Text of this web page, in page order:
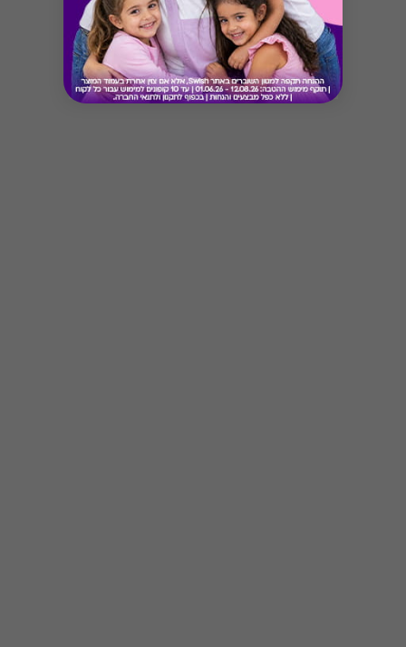
קארד עשויה להשתנות מעת לעת.
* במקרה של ירידת ספק מגיפט עם ספק יחיד,
באפשרות הלקוח לפנות לחברה ולבקש כרטיס חלופי
ממגוון כרטיסי החברה או לבקש החזר כספי בגין
רכישת הגיפט עפ"י הסכום ששולם בפועל לחברה